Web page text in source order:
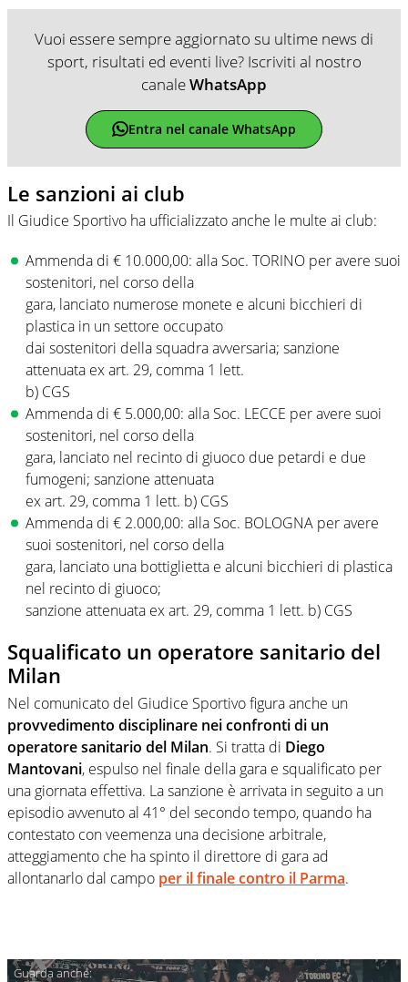
Vuoi essere sempre aggiornato su ultime news di
sport, risultati ed eventi live? Iscriviti al nostro
canaleWhatsApp
Entra nel canale WhatsApp
Le sanzioni ai club
Il Giudice Sportivo ha ufficializzato anche le multe ai club:
Ammenda di € 10.000,00: alla Soc. TORINO per avere suoi
sostenitori, nel corso della
gara, lanciato numerose monete e alcuni bicchieri di
plastica in un settore occupato
dai sostenitori della squadra avversaria; sanzione
attenuata ex art. 29, comma 1 lett.
b) CGS
Ammenda di € 5.000,00: alla Soc. LECCE per avere suoi
sostenitori, nel corso della
gara, lanciato nel recinto di giuoco due petardi e due
fumogeni; sanzione attenuata
ex art. 29, comma 1 lett. b) CGS
Ammenda di € 2.000,00: alla Soc. BOLOGNA per avere
suoi sostenitori, nel corso della
gara, lanciato una bottiglietta e alcuni bicchieri di plastica
nel recinto di giuoco;
sanzione attenuata ex art. 29, comma 1 lett. b) CGS
Squalificato un operatore sanitario del
Milan
Nel comunicato del Giudice Sportivo figura anche un
provvedimento disciplinare nei confronti di un
operatore sanitario del Milan. Si tratta di Diego
Mantovani, espulso nel finale della gara e squalificato per
una giornata effettiva. La sanzione è arrivata in seguito a un
episodio avvenuto al 41° del secondo tempo, quando ha
contestato con veemenza una decisione arbitrale,
atteggiamento che ha spinto il direttore di gara ad
allontanarlo dal campo per il finale contro il Parma.